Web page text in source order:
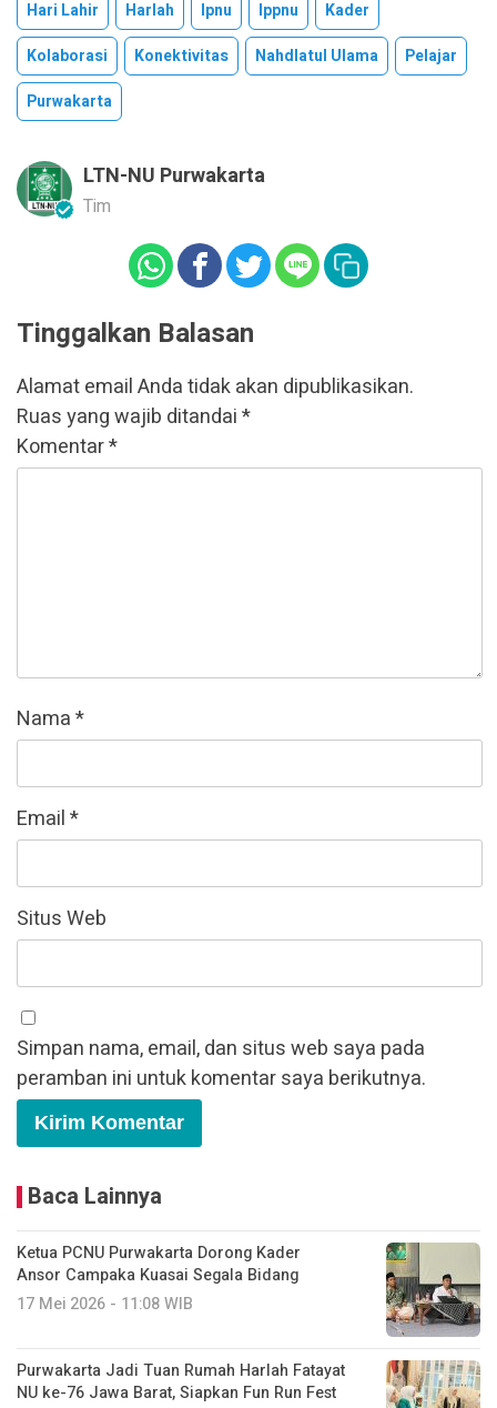
Hari Lahir Harlah Ipnu Ippnu
Kader
Kolaborasi
Konektivitas Nahdlatul Ulama
Pelajar
Purwakarta
LTN-NU Purwakarta
Tim
Tinggalkan Balasan
Alamat email Anda tidak akan dipublikasikan.
Ruas yang wajib ditandai*
Komentar*
Nama*
Email*
Situs Web
Simpan nama, email, dan situs web saya pada
peramban ini untuk komentar saya berikutnya.
Baca Lainnya
Ketua PCNU Purwakarta Dorong Kader
Ansor Campaka Kuasai Segala Bidang
17 Mei 2026 - 11:08 WIB
Purwakarta Jadi Tuan Rumah Harlah Fatayat
NU ke-76 Jawa Barat, Siapkan Fun Run Fest